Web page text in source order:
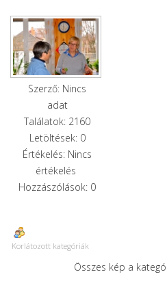
Szerző: Nincs
adat
Találatok: 2160
Letöltések: 0
Értékelés: Nincs
értékelés
Hozzászólások: 0
Korlátozott kategóriák
Összes kép a